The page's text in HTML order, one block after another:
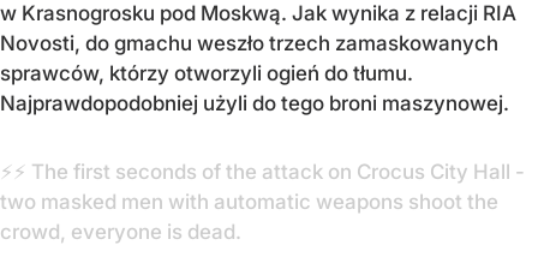
w Krasnogrosku pod Moskwą. Jak wynika z relacji RIA
Novosti, do gmachu weszło trzech zamaskowanych
sprawców, którzy otworzyli ogień do tłumu.
Najprawdopodobniej użyli do tego broni maszynowej.
⚡️⚡️ The first seconds of the attack on Crocus City Hall -
two masked men with automatic weapons shoot the
crowd, everyone is dead.